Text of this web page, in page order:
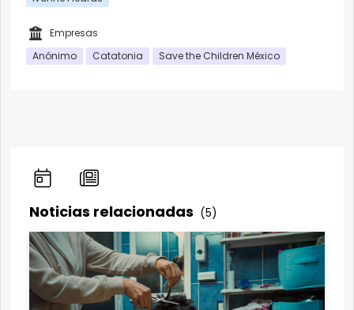
Empresas
Anónimo
Catatonia Save the Children México
Noticias relacionadas (5)